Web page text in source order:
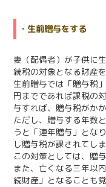
・生前贈与をする
妻（配偶者）が子供に
続税の対象となる財産
生前贈与では「贈与税
円までであれば課税の
与すれば、贈与税がかか
ただし、贈与する年数
うと「連年贈与」とな
し贈与税が課されてしま
この対策としては、贈
また、亡くなる三年以
続財産」となることも